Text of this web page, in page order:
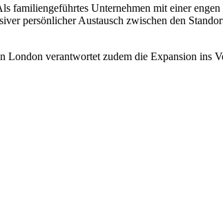
familiengeführtes Unternehmen mit einer
persönlicher Austausch zwischen den
London verantwortet zudem die Expansion ins